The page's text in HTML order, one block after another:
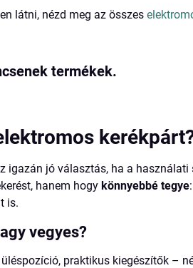
látni, nézd meg az összes
igazán jó választás, ha a
hanem hogykönnyebbé tegye
is.
vegyes?
üléspozíció, praktikus kiegészítők –